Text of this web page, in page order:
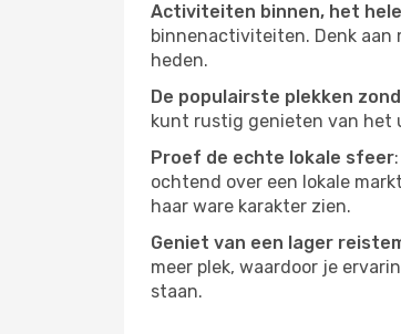
Activiteiten binnen, het
binnenactiviteiten. Denk aan
heden.
De populairste plekken
kunt rustig genieten van het
Proef de echte lokale sfeer
ochtend over een lokale
haar ware karakter zien.
Geniet van een lager
meer plek, waardoor je
staan.